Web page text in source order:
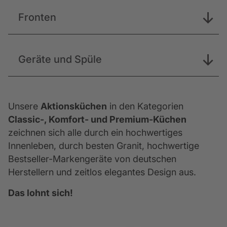
BezeichnungMolino Blanco
Quarzstein, welcher auch oft als
Fronten
BezeichnungManhattan White
Geräte und Spüle
Unsere Aktionsküchen in den Kategorien
Classic-, Komfort- und Premium-Küchen
zeichnen sich alle durch ein hochwertiges
Innenleben, durch besten Granit, hochwertige
Bestseller-Markengeräte von deutschen
Herstellern und zeitlos elegantes Design aus.
Das lohnt sich!